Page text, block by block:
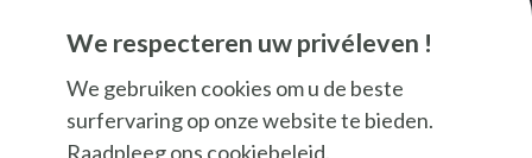
We respecteren uw privéleven !
We gebruiken cookies om u de beste
surfervaring op onze website te bieden.
Raadpleeg ons cookiebeleid